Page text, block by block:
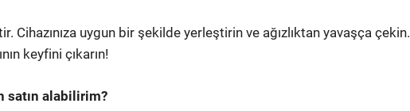
Cihazınıza uygun bir şekilde yerleştirin ve ağızlıktan yavaşça çekin.
keyfini çıkarın!
satın alabilirim?